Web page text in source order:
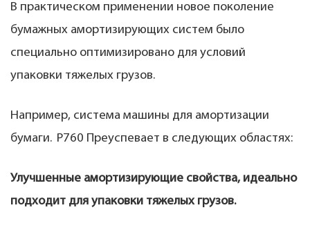
В практическом применении новое поколение
бумажных амортизирующих систем было
специально оптимизировано для условий
упаковки тяжелых грузов.
Например, система машины для амортизации
бумаги. P760 Преуспевает в следующих областях:
Улучшенные амортизирующие свойства, идеально
подходит для упаковки тяжелых грузов.